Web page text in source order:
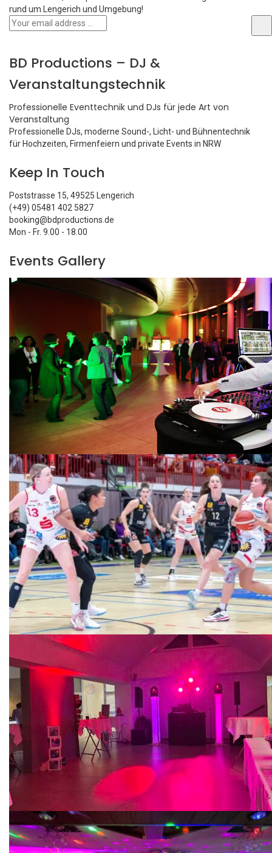
rund um Lengerich und Umgebung!
BD Productions – DJ &
Veranstaltungstechnik
Professionelle Eventtechnik und DJs für jede Art von
Veranstaltung
Professionelle DJs, moderne Sound-, Licht- und Bühnentechnik
für Hochzeiten, Firmenfeiern und private Events in NRW
Keep In Touch
Poststrasse 15, 49525 Lengerich
(+49) 05481 402 5827
booking@bdproductions.de
Mon - Fr. 9.00 - 18.00
Events Gallery